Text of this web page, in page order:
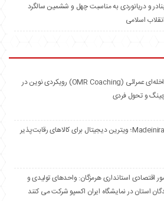
و دریانوردی به مناسبت چهل و ششمین سالگرد
اسلامی
مدل مداخله‌ای عمرائی (OMR Coaching) رویکردی نوین در
و تحول فردی
Madeiniran.com؛ ویترین دیجیتال برای کالاهای رقابت‌پذیر
اقتصادی استانداری هرمزگان: واحدهای تولیدی و
استان در نمایشگاه ایران اکسپو شرکت می کنند